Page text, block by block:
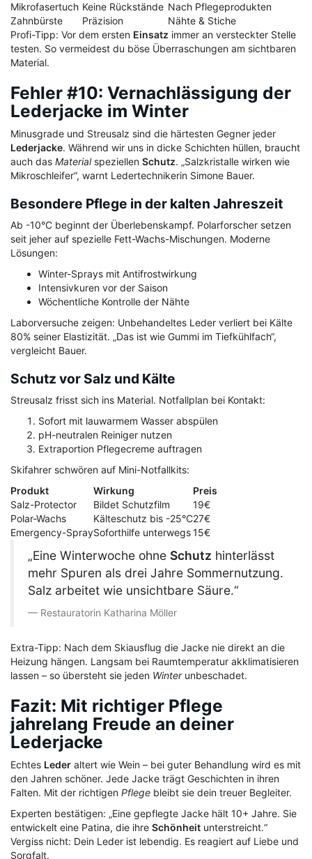
Mikrofasertuch Keine Rückstände Nach Pflegeprodukten
Zahnbürste
Präzision
Nähte & Stiche
Profi-Tipp: Vor dem ersten Einsatz immer an versteckter Stelle
testen. So vermeidest du böse Überraschungen am sichtbaren
Material.
Fehler #10: Vernachlässigung der
Lederjacke im Winter
Minusgrade und Streusalz sind die härtesten Gegner jeder
Lederjacke. Während wir uns in dicke Schichten hüllen, braucht
auch das Materialspeziellen Schutz. „Salzkristalle wirken wie
Mikroschleifer“, warnt Ledertechnikerin Simone Bauer.
Besondere Pflege in der kalten Jahreszeit
Ab -10°C beginnt der Überlebenskampf. Polarforscher setzen
seit jeher auf spezielle Fett-Wachs-Mischungen. Moderne
Lösungen:
Winter-Sprays mit Antifrostwirkung
Intensivkuren vor der Saison
Wöchentliche Kontrolle der Nähte
Laborversuche zeigen: Unbehandeltes Leder verliert bei Kälte
80% seiner Elastizität. „Das ist wie Gummi im Tiefkühlfach“,
vergleicht Bauer.
Schutz vor Salz und Kälte
Streusalz frisst sich ins Material. Notfallplan bei Kontakt:
Sofort mit lauwarmem Wasser abspülen
pH-neutralen Reiniger nutzen
Extraportion Pflegecreme auftragen
Skifahrer schwören auf Mini-Notfallkits:
Produkt
Wirkung
Preis
Salz-Protector
Bildet Schutzfilm
19€
Polar-Wachs
Kälteschutz bis -25°C27€
Emergency-SpraySoforthilfe unterwegs15€
„Eine Winterwoche ohne Schutz hinterlässt
mehr Spuren als drei Jahre Sommernutzung.
Salz arbeitet wie unsichtbare Säure.“
Restauratorin Katharina Möller
Extra-Tipp: Nach dem Skiausflug die Jacke nie direkt an die
Heizung hängen. Langsam bei Raumtemperatur akklimatisieren
lassen – so übersteht sie jeden Winterunbeschadet.
Fazit: Mit richtiger Pflege
jahrelang Freude an deiner
Lederjacke
Echtes Leder altert wie Wein – bei guter Behandlung wird es mit
den Jahren schöner. Jede Jacke trägt Geschichten in ihren
Falten. Mit der richtigen Pflege bleibt sie dein treuer Begleiter.
Experten bestätigen: „Eine gepflegte Jacke hält 10+ Jahre. Sie
entwickelt eine Patina, die ihre Schönheit unterstreicht.“
Vergiss nicht: Dein Leder ist lebendig. Es reagiert auf Liebe und
Sorgfalt.